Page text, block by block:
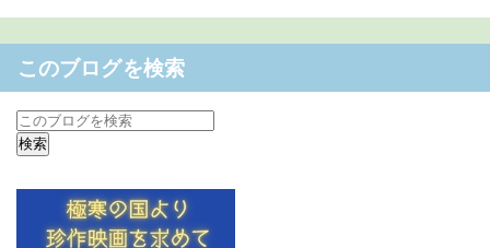
このブログを検索